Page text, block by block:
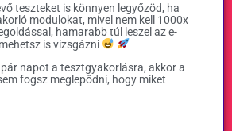
teszteket is könnyen legyőzöd, ha
modulokat, mivel nem kell 1000x
hamarabb túl leszel az e-
is vizsgázni
napot a tesztgyakorlásra, akkor a
fogsz meglepődni, hogy miket